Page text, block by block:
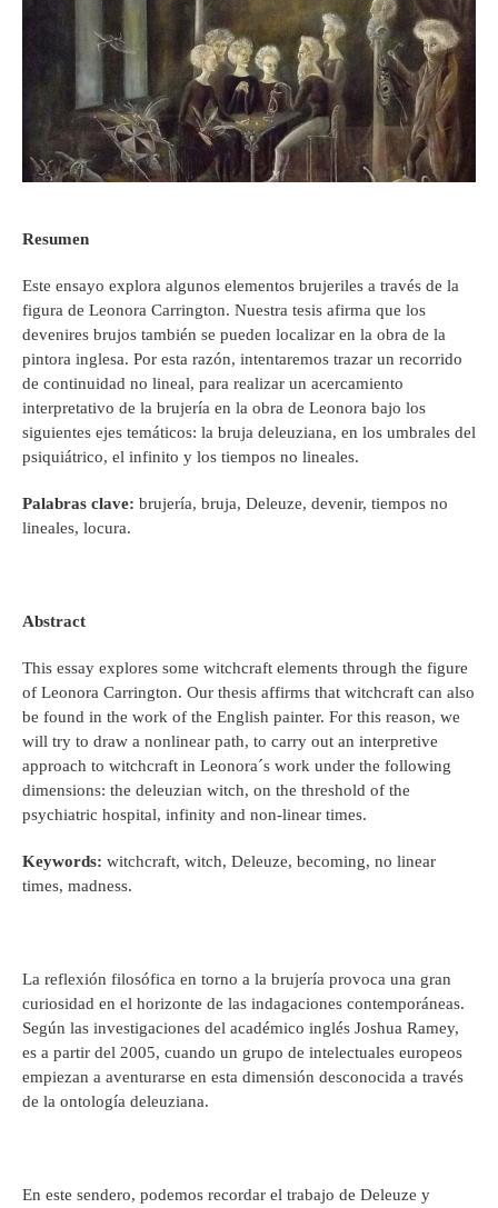
Resumen
Este ensayo explora algunos elementos brujeriles a través de la
figura de Leonora Carrington. Nuestra tesis afirma que los
devenires brujos también se pueden localizar en la obra de la
pintora inglesa. Por esta razón, intentaremos trazar un recorrido
de continuidad no lineal, para realizar un acercamiento
interpretativo de la brujería en la obra de Leonora bajo los
siguientes ejes temáticos: la bruja deleuziana, en los umbrales del
psiquiátrico, el infinito y los tiempos no lineales.
Palabras clave: brujería, bruja, Deleuze, devenir, tiempos no
lineales, locura.
Abstract
This essay explores some witchcraft elements through the figure
of Leonora Carrington. Our thesis affirms that witchcraft can also
be found in the work of the English painter. For this reason, we
will try to draw a nonlinear path, to carry out an interpretive
approach to witchcraft in Leonora´s work under the following
dimensions: the deleuzian witch, on the threshold of the
psychiatric hospital, infinity and non-linear times.
Keywords: witchcraft, witch, Deleuze, becoming, no linear
times, madness.
La reflexión filosófica en torno a la brujería provoca una gran
curiosidad en el horizonte de las indagaciones contemporáneas.
Según las investigaciones del académico inglés Joshua Ramey,
es a partir del 2005, cuando un grupo de intelectuales europeos
empiezan a aventurarse en esta dimensión desconocida a través
de la ontología deleuziana.
En este sendero, podemos recordar el trabajo de Deleuze y